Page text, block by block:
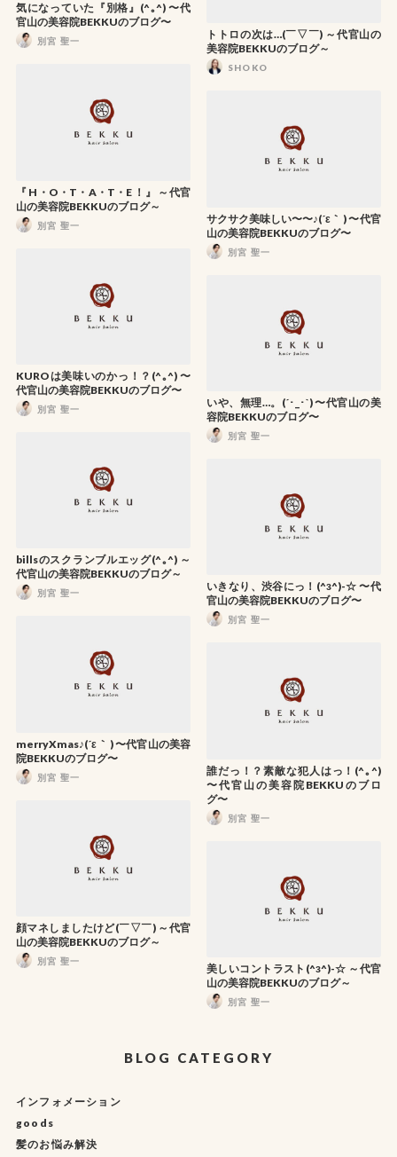
気になっていた『別格』(^｡^) 〜代
官山の美容院BEKKUのブログ〜
別宮 聖一
トトロの次は…(￣▽￣) ～代官山の
美容院BEKKUのブログ～
SHOKO
『 H・O・T・A・T・E ！』 ～代官
山の美容院BEKKUのブログ～
別宮 聖一
サクサク美味しい〜〜♪(´ε｀ ) 〜代官
山の美容院BEKKUのブログ〜
別宮 聖一
KUROは美味いのかっ！？(^｡^) 〜
代官山の美容院BEKKUのブログ〜
別宮 聖一
いや、無理…。(´･_･`) 〜代官山の美
容院BEKKUのブログ〜
別宮 聖一
billsのスクランブルエッグ(^｡^) ～
代官山の美容院BEKKUのブログ～
別宮 聖一
いきなり、渋谷にっ！(^з^)-☆ 〜代
官山の美容院BEKKUのブログ〜
別宮 聖一
merryXmas♪(´ε｀ ) 〜代官山の美容
院BEKKUのブログ〜
別宮 聖一
誰だっ！？素敵な犯人はっ！(^｡^)
〜代官山の美容院BEKKUのブロ
グ〜
別宮 聖一
顔マネしましたけど(￣▽￣) ～代官
山の美容院BEKKUのブログ～
別宮 聖一
美しいコントラスト(^з^)-☆ ～代官
山の美容院BEKKUのブログ～
別宮 聖一
BLOG CATEGORY
インフォメーション
goods
髪のお悩み解決